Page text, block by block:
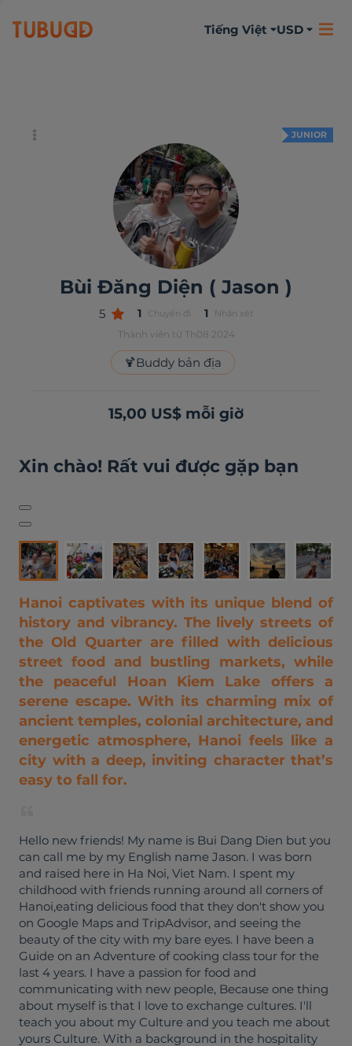
Tiếng Việt USD
JUNIOR
Bùi Đăng Diện ( Jason )
5 1 Chuyến đi 1 Nhận xét
Thành viên từ Th08 2024
🍹Buddy bản địa
15,00 US$ mỗi giờ
Xin chào! Rất vui được gặp bạn
Hanoi captivates with its unique blend of
history and vibrancy. The lively streets of
the Old Quarter are filled with delicious
street food and bustling markets, while
the peaceful Hoan Kiem Lake offers a
serene escape. With its charming mix of
ancient temples, colonial architecture, and
energetic atmosphere, Hanoi feels like a
city with a deep, inviting character that’s
easy to fall for.
Hello new friends! My name is Bui Dang Dien but you
can call me by my English name Jason. I was born
and raised here in Ha Noi, Viet Nam. I spent my
childhood with friends running around all corners of
Hanoi,eating delicious food that they don't show you
on Google Maps and TripAdvisor, and seeing the
beauty of the city with my bare eyes. I have been a
Guide on an Adventure of cooking class tour for the
last 4 years. I have a passion for food and
communicating with new people, Because one thing
about myself is that I love to exchange cultures. I'll
teach you about my Culture and you teach me about
yours Culture. With a background in the hospitality